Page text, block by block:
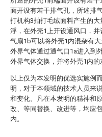
面开设有若干排气孔，所述排
打机构3拍打毛绒面料产生的
浮，在外壳1上开设通风口，
气扇1b可以将外壳1内混杂有
外界气体通过通气口1a进入到
外界气体交换，并将外壳1内的
以上仅为本发明的优选实施例
明，对于本领域的技术人员来
和变化。凡在本发明的精神和
改、等同替换、改进等，均应
内。